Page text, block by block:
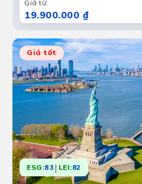
Giá từ:
19.900.000 ₫
Giá tốt
ESG:83 | LEI:82